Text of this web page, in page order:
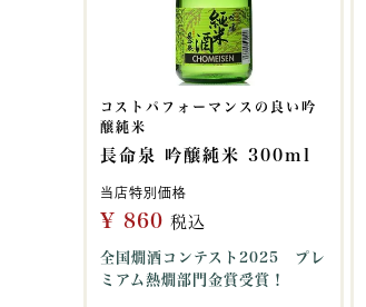
コストパフォーマンスの良い吟
醸純米
長命泉 吟醸純米 300ml
当店特別価格
¥ 860 税込
全国燗酒コンテスト2025 プレ
ミアム熱燗部門金賞受賞！